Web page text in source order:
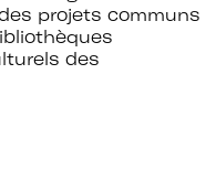
projets communs
des